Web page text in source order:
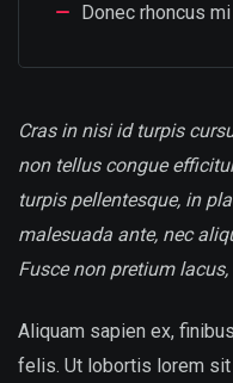
Donec rhoncus
Cras in nisi id turpis
non tellus congue
turpis pellentesque, in
malesuada ante, nec
Fusce non pretium
Aliquam sapien ex,
felis. Ut lobortis lorem